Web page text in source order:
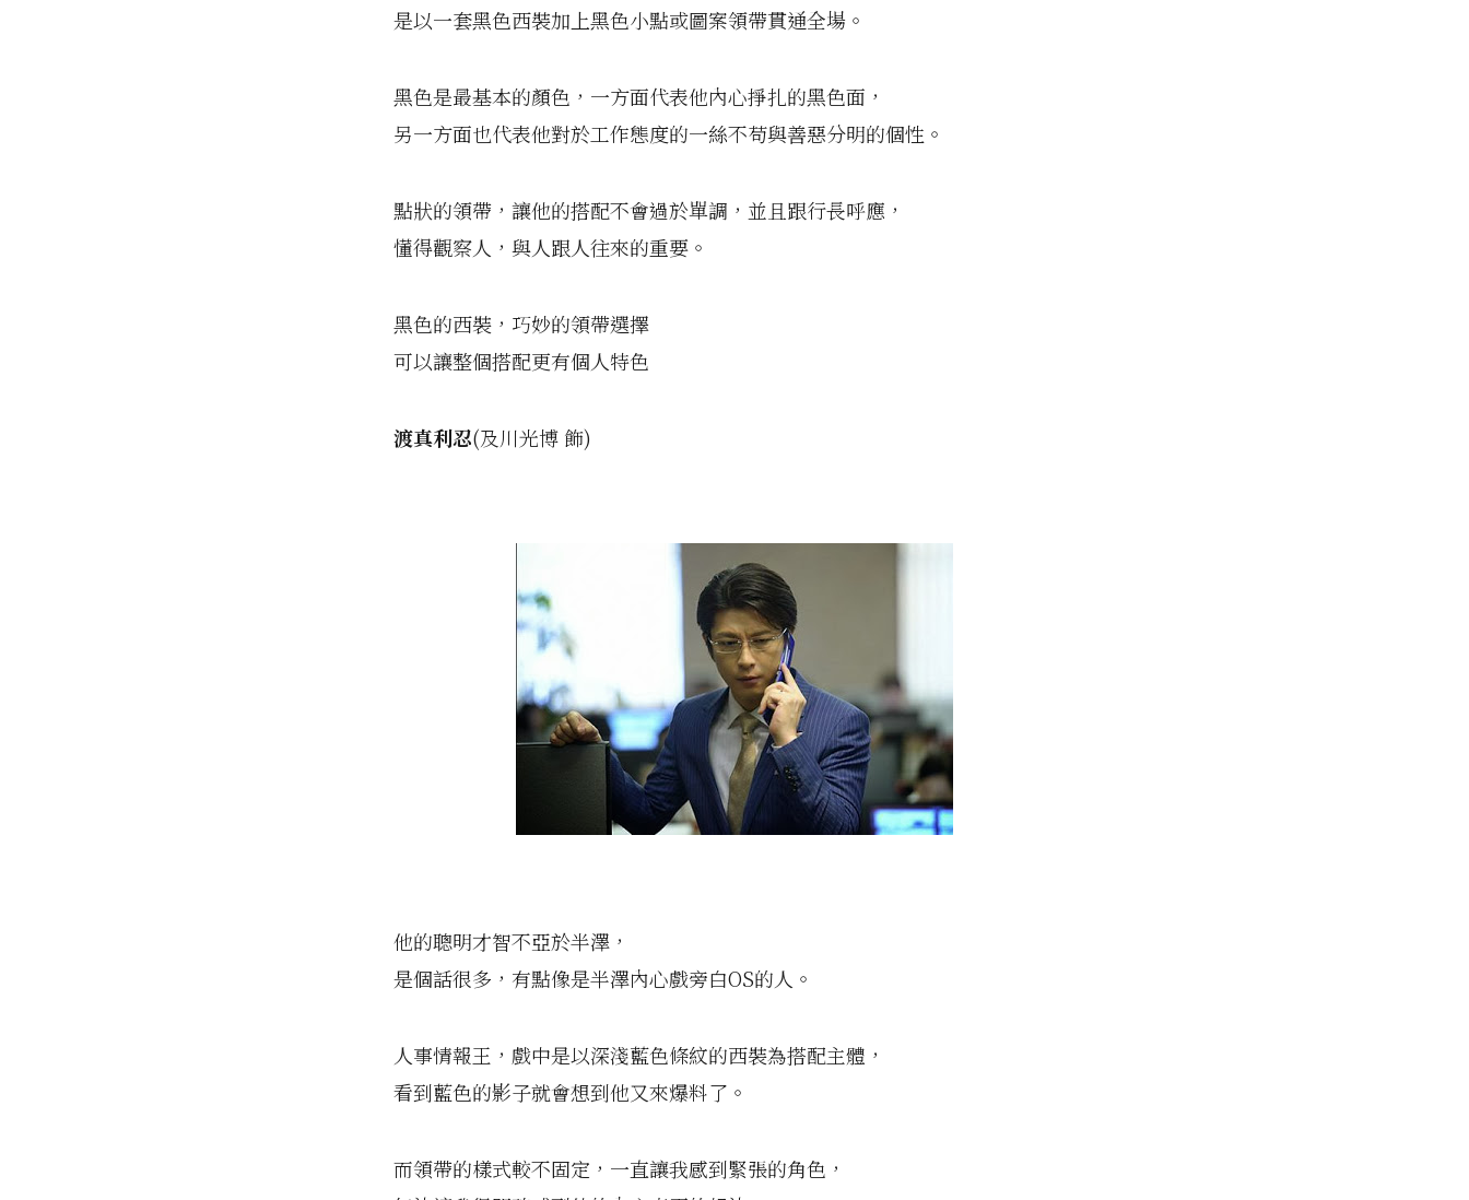
是以一套黑色西裝加上黑色小點或圖案領帶貫通全場。
黑色是最基本的顏色，一方面代表他內心掙扎的黑色面，
另一方面也代表他對於工作態度的一絲不苟與善惡分明的個性。
點狀的領帶，讓他的搭配不會過於單調，並且跟行長呼應，
懂得觀察人，與人跟人往來的重要。
黑色的西裝，巧妙的領帶選擇
可以讓整個搭配更有個人特色
渡真利忍(及川光博 飾)
他的聰明才智不亞於半澤，
是個話很多，有點像是半澤內心戲旁白OS的人。
人事情報王，戲中是以深淺藍色條紋的西裝為搭配主體，
看到藍色的影子就會想到他又來爆料了。
而領帶的樣式較不固定，一直讓我感到緊張的角色，